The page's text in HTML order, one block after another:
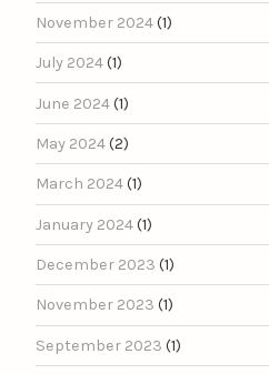
November 2024(1)
July 2024(1)
June 2024(1)
May 2024(2)
March 2024(1)
January 2024(1)
December 2023 (1)
November 2023 (1)
September 2023 (1)